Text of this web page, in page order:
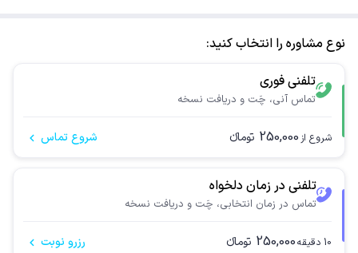
نوع مشاوره را انتخاب کنید:
تلفنی فوری
تماس آنی، چَت و دریافت نسخه
شروع از 250,000 تومانء شروع تماس
تلفنی در زمان دلخواه
تماس در زمان انتخابی، چَت و دریافت نسخه
10 دقیقه250,000 تومانء رزرو نوبت